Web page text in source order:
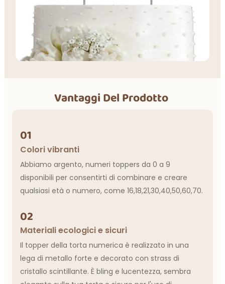
Vantaggi Del Prodotto
01
Colori vibranti
Abbiamo argento, numeri toppers da 0 a 9
disponibili per consentirti di combinare e creare
qualsiasi età o numero, come 16,18,21,30,40,50,60,70.
02
Materiali ecologici e sicuri
Il topper della torta numerica è realizzato in una
lega di metallo forte e decorato con strass di
cristallo scintillante. È bling e lucentezza, sembra